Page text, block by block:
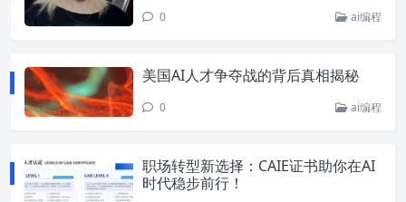
0 ai编程
美国AI人才争夺战的背后真相揭秘
0 ai编程
职场转型新选择：CAIE证书助你在AI
时代稳步前行！